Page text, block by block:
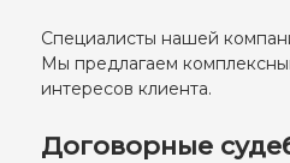
Специалисты нашей
Мы предлагаем
интересов клиента.
Договорные